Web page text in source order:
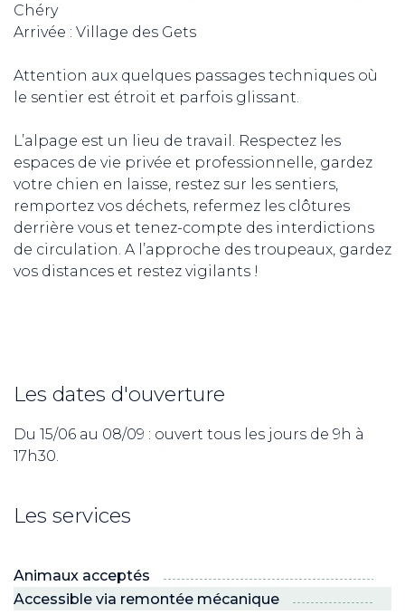
Chéry
Arrivée : Village des Gets
Attention aux quelques passages techniques où
le sentier est étroit et parfois glissant.
L’alpage est un lieu de travail. Respectez les
espaces de vie privée et professionnelle, gardez
votre chien en laisse, restez sur les sentiers,
remportez vos déchets, refermez les clôtures
derrière vous et tenez-compte des interdictions
de circulation. A l’approche des troupeaux, gardez
vos distances et restez vigilants !
Les dates d'ouverture
Du 15/06 au 08/09 : ouvert tous les jours de 9h à
17h30.
Les services
Animaux acceptés
Accessible via remontée mécanique